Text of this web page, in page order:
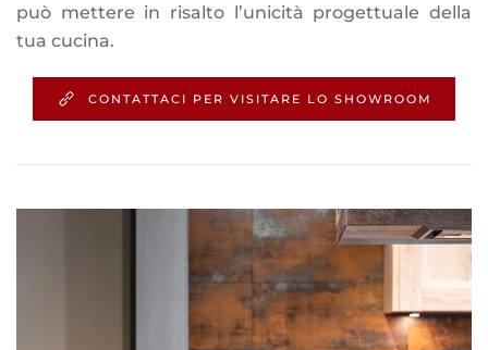
può mettere in risalto l’unicità progettuale della
tua cucina.
CONTATTACI PER VISITARE LO SHOWROOM